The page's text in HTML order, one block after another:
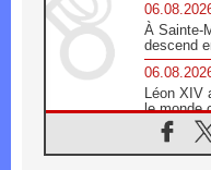
À Sainte-
descend
Léon XIV
le monde
saints»